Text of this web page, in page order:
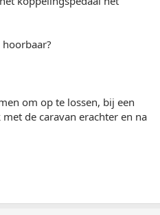
om op te lossen, bij een
de caravan erachter en na